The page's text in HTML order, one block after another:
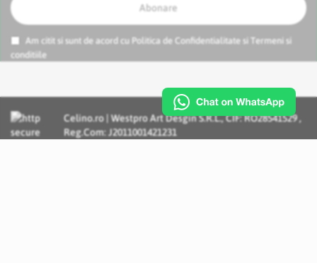
Abonare
Am citit si sunt de acord cu Politica de Confidentialitate si
Termeni si
conditiile
Celino.ro | Westpro Art Desgin S.R.L., CIF: RO28541529 ,
Reg.Com: J2011001421231